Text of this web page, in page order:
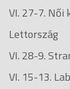
VI. 27-7. Női
Lettország
VI. 28-9.
VI. 15-13.